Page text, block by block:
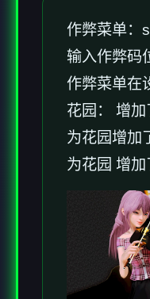
作弊菜单：
输入作弊码
作弊菜单在
花园： 增
为花园增加
为花园 增